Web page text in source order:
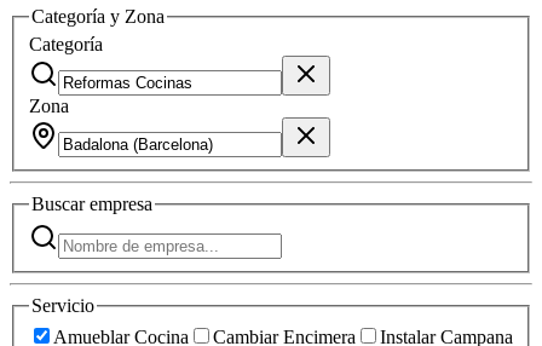
Categoría y Zona
Categoría
Zona
Buscarempresa
Servicio
Amueblar Cocina
Cambiar Encimera
Instalar Campana